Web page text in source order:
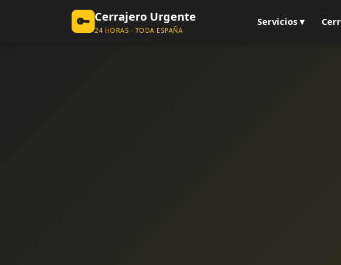
🔑 Cerrajero Urgente
24 HORAS · TODA ESPAÑA
Servicios ▾